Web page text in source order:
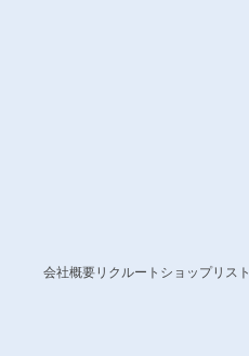
会社概要 リクルート ショップリスト